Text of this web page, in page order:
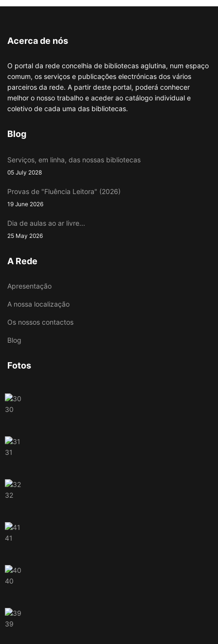
Acerca de nós
O portal da rede concelhia de bibliotecas aglutina, num espaço
comum, os serviços e publicações electrónicas dos vários
parceiros da rede. A partir deste portal, poderá conhecer
melhor o nosso trabalho e aceder ao catálogo individual e
coletivo de cada uma das bibliotecas.
Blog
Serviços, em linha, das nossas bibliotecas
05 July 2028
Provas de "Fluência Leitora" (2026)
19 June 2026
Dia de aulas ao ar livre...
25 May 2026
A Rede
Apresentação
A nossa localização
Os nossos contactos
Blog
Fotos
30
31
32
41
40
39